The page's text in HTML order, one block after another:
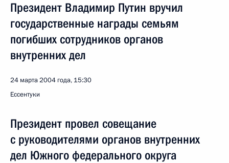
Президент Владимир Путин вручил
государственные награды семьям
погибших сотрудников органов
внутренних дел
24 марта 2004 года, 15:30
Ессентуки
Президент провел совещание
с руководителями органов внутренних
дел Южного федерального округа